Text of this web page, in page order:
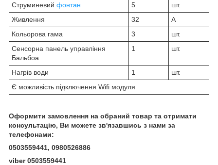
Струминевий фонтан 5
шт.
Живлення
32
А
Кольорова гама
3
шт.
Сенсорна панель управління
Бальбоа
1 шт.
Нагрів води 1
шт.
Є можливість підключення Wifi модуля
Оформити замовлення на обраний товар та отримати
консультацію, Ви можете зв'язавшись з нами за
телефонами:
0503559441, 0980526886
viber 0503559441